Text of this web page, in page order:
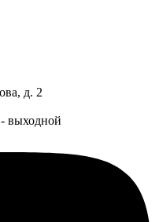
д. 2
выходной